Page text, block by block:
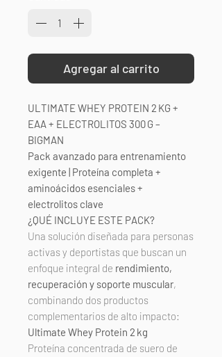
Agregar al carrito
ULTIMATE WHEY PROTEIN 2 KG +
EAA + ELECTROLITOS 300 G –
BIGMAN
Pack avanzado para entrenamiento
exigente | Proteína completa +
aminoácidos esenciales +
electrolitos clave
¿QUÉ INCLUYE ESTE PACK?
Una solución diseñada para personas
activas y deportistas que buscan un
enfoque integral de rendimiento,
recuperación y soporte muscular,
combinando dos productos
complementarios de alto impacto:
Ultimate Whey Protein 2 kg
Proteína concentrada de suero de